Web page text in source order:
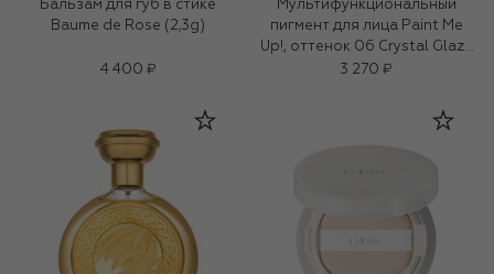
Бальзам для губ в стике
Baume de Rose (2,3g)
4 400 ₽
Мультифункциональный
пигмент для лица Paint Me
Up!, оттенок 06 Crystal Glaze
(5ml)
3 270 ₽